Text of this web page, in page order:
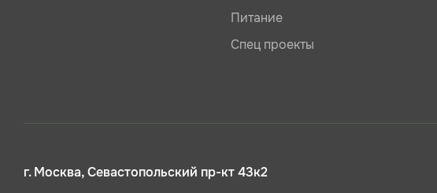
Питание
Спец проекты
г. Москва, Севастопольский пр-кт 43к2